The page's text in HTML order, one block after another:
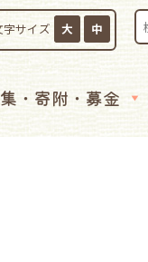
字サイズ 大 中
・寄附・募金